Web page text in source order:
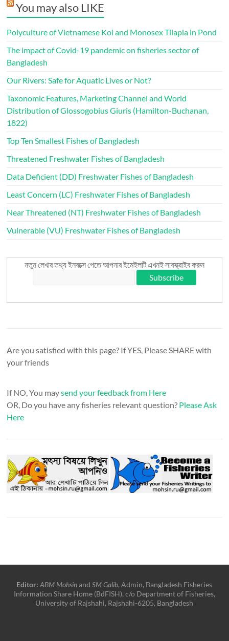
You may also LIKE
Polyculture of Vietnamese Koi and Monosex Tilapia in Pond
The impact of Covid-19 pandemic on fisheries sector of
Bangladesh
Our Rivers: Safe for Aquatic Lives or Not?
Taxonomic Features, Marketing Channel and World
Distribution of Glossogobius Giuris (Hamilton-Buchanan,
1822)
Top Ten Smallest Fishes of Bangladesh
Threatened Freshwater Fishes of Bangladesh
Data Deficient (DD) Freshwater Fishes of Bangladesh
Least Concern (LC) Freshwater Fishes of Bangladesh
Near Threatened (NT) Freshwater Fishes of Bangladesh
Vulnerable (VU) Freshwater Fishes of Bangladesh
নতুন লেখার তথ্য ইনবক্সে পেতে আপনার ইমেইলটি এখনই সাবস্ক্রাইব করুন
Are you satisfied with this page? If YES, Please SHARE with
your friends
If NO, You maysend your feedback from Here
OR, Do you have any fisheries relevant question? Please Ask
Here
Editor: ABM MohsinandSM Galib, Admin, Bangladesh Fisheries
Information Share Home (BdFISH), c/o Department of Fisheries,
University of Rajshahi, Rajshahi-6205, Bangladesh